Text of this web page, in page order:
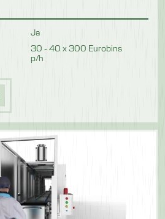
Ja
30 - 40 x 300 Eurobins
p/h